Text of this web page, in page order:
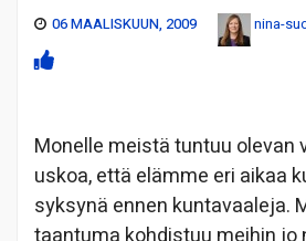
06 MAALISKUUN, 2009 nina-
Monelle meistä tuntuu olevan
uskoa, että elämme eri aikaa
syksynä ennen kuntavaaleja.